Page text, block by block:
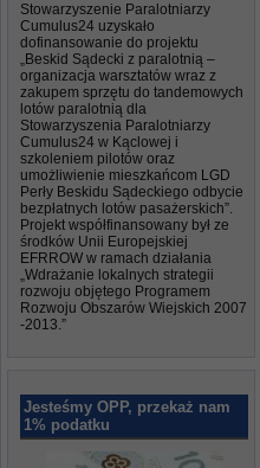
Stowarzyszenie Paralotniarzy
Cumulus24 uzyskało
dofinansowanie do projektu
„Beskid Sądecki z paralotnią –
organizacja warsztatów wraz z
zakupem sprzętu do tandemowych
lotów paralotnią dla
Stowarzyszenia Paralotniarzy
Cumulus24 w Kąclowej i
szkoleniem pilotów oraz
umożliwienie mieszkańcom LGD
Perły Beskidu Sądeckiego odbycie
bezpłatnych lotów pasażerskich”.
Projekt współfinansowany był ze
środków Unii Europejskiej
EFRROW w ramach działania
„Wdrażanie lokalnych strategii
rozwoju objętego Programem
Rozwoju Obszarów Wiejskich 2007
-2013.”
Jesteśmy OPP, przekaż nam
1% podatku